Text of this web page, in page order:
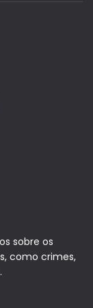
sobre os
como crimes,